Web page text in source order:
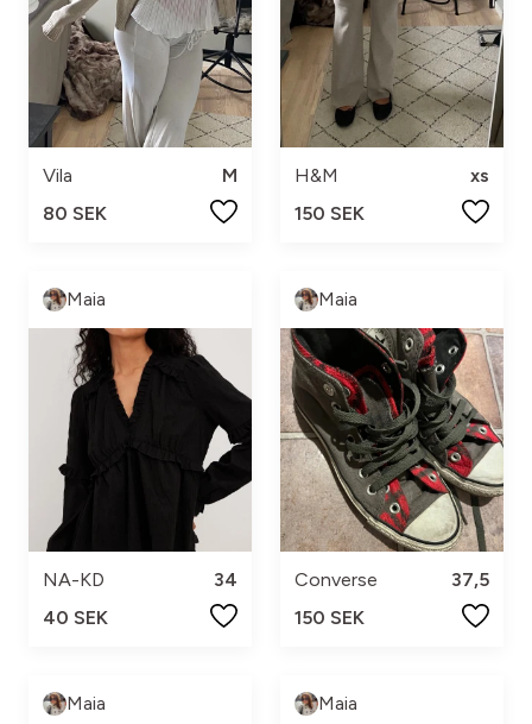
Vila
M
80 SEK
H&M
xs
150 SEK
Maia
NA-KD
34
40 SEK
Maia
Converse
37,5
150 SEK
Maia Maia